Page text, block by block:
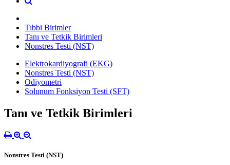
Tıbbi Birimler
Tanı ve Tetkik Birimleri
Nonstres Testi (NST)
Elektrokardiyografi (EKG)
Nonstres Testi (NST)
Odiyometri
Solunum Fonksiyon Testi (SFT)
Tanı ve Tetkik Birimleri
Nonstres Testi (NST)